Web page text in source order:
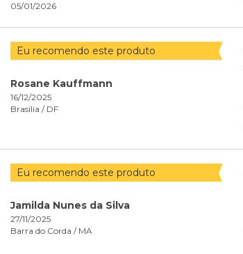
05/01/2026
Eu recomendo este produto
Rosane Kauffmann
16/12/2025
Brasília / DF
Eu recomendo este produto
Jamilda Nunes da Silva
27/11/2025
Barra do Corda / MA